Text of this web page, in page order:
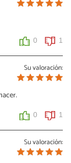
0 1
Su valoración:
0 1
Su valoración: